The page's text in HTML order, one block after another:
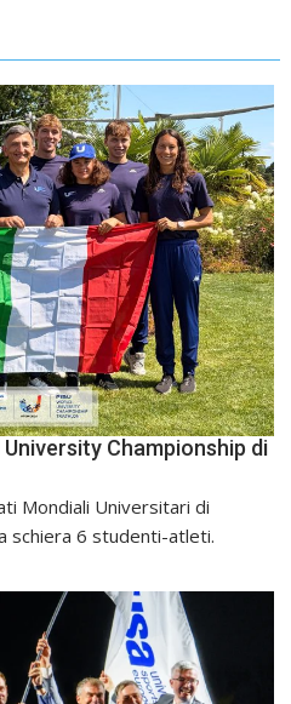
Championship di
Mondiali Universitari di
schiera 6 studenti-atleti.